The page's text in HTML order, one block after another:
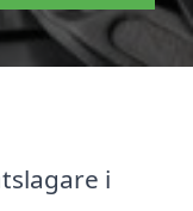
i